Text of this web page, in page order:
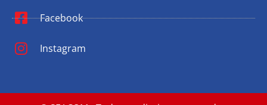
Facebook
Instagram